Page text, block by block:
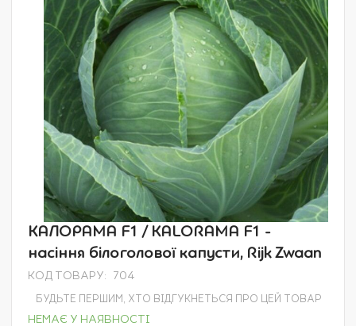
Перейти
початку
галереї
КАЛОРАМА F1 / KALORAMA F1 -
насіння білоголової капусти, Rijk Zwaan
КОД ТОВАРУ 704
БУДЬТЕ ПЕРШИМ, ХТО ВІДГУКНЕТЬСЯ ПРО ЦЕЙ ТОВАР
НЕМАЄ У НАЯВНОСТІ